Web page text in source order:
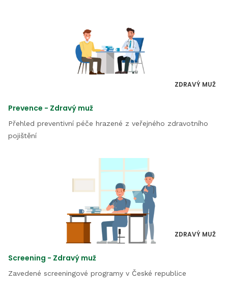
ZDRAVÝ MUŽ
Prevence - Zdravý muž
Přehled preventivní péče hrazené z veřejného zdravotního
pojištění
ZDRAVÝ MUŽ
Screening - Zdravý muž
Zavedené screeningové programy v České republice